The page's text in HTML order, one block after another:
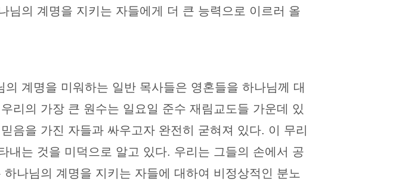
님의 계명을 지키는 자들에게 더 큰 능력으로 이르러 올
계명을 미워하는 일반 목사들은 영혼들을 하나님께 대
리의 가장 큰 원수는 일요일 준수 재림교도들 가운데 있
음을 가진 자들과 싸우고자 완전히 굳혀져 있다. 이 무리
내는 것을 미덕으로 알고 있다. 우리는 그들의 손에서 공
나님의 계명을 지키는 자들에 대하여 비정상적인 분노